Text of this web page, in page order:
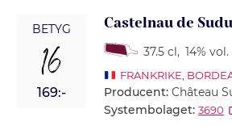
BETYG
16
169:-
Castelnau de
37.5 cl, 14% vol.
FRANKRIKE
Producent: Château
Systembolaget: 3690